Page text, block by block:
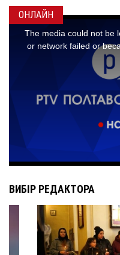
ОНЛАЙН
ВИБІР РЕДАКТОРА